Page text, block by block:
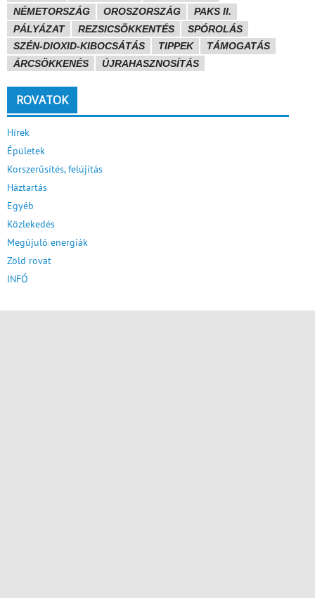
NÉMETORSZÁG
OROSZORSZÁG
PAKS II.
PÁLYÁZAT
REZSICSÖKKENTÉS
SPÓROLÁS
SZÉN-DIOXID-KIBOCSÁTÁS
TIPPEK
TÁMOGATÁS
ÁRCSÖKKENÉS
ÚJRAHASZNOSÍTÁS
ROVATOK
Hírek
Épületek
Korszerűsítés, felújítás
Háztartás
Egyéb
Közlekedés
Megújuló energiák
Zöld rovat
INFÓ